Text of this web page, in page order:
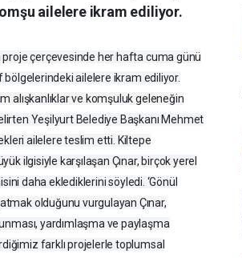
ailelere ikram ediliyor.
çerçevesinde her hafta cuma günü
ailelere ikram ediliyor.
alışkanlıklar ve komşuluk geleneğin
Yeşilyurt Belediye Başkanı Mehmet
ailelere teslim etti. Kiltepe
ilgisiyle karşılaşan Çınar, birçok yerel
daha eklediklerini söyledi. ‘Gönül
olduğunu vurgulayan Çınar,
yardımlaşma ve paylaşma
farklı projelerle toplumsal